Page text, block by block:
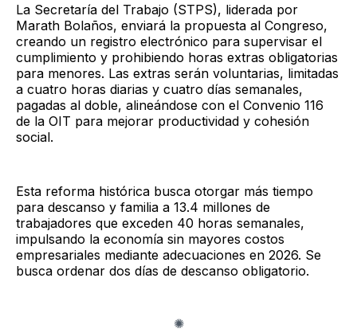
La Secretaría del Trabajo (STPS), liderada por
Marath Bolaños, enviará la propuesta al Congreso,
creando un registro electrónico para supervisar el
cumplimiento y prohibiendo horas extras obligatorias
para menores. Las extras serán voluntarias, limitadas
a cuatro horas diarias y cuatro días semanales,
pagadas al doble, alineándose con el Convenio 116
de la OIT para mejorar productividad y cohesión
social.
Esta reforma histórica busca otorgar más tiempo
para descanso y familia a 13.4 millones de
trabajadores que exceden 40 horas semanales,
impulsando la economía sin mayores costos
empresariales mediante adecuaciones en 2026. Se
busca ordenar dos días de descanso obligatorio.